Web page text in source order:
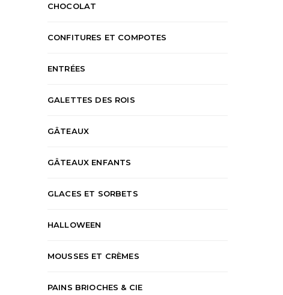
CHOCOLAT
CONFITURES ET COMPOTES
ENTRÉES
GALETTES DES ROIS
GÂTEAUX
GÂTEAUX ENFANTS
GLACES ET SORBETS
HALLOWEEN
MOUSSES ET CRÈMES
PAINS BRIOCHES & CIE